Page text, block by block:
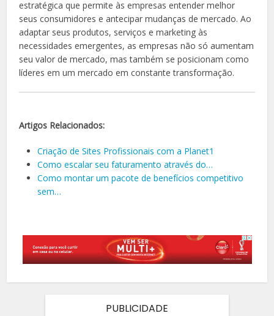
estratégica que permite às empresas entender melhor
seus consumidores e antecipar mudanças de mercado. Ao
adaptar seus produtos, serviços e marketing às
necessidades emergentes, as empresas não só aumentam
seu valor de mercado, mas também se posicionam como
líderes em um mercado em constante transformação.
Artigos Relacionados:
Criação de Sites Profissionais com a Planet1
Como escalar seu faturamento através do…
Como montar um pacote de benefícios competitivo
sem…
PUBLICIDADE